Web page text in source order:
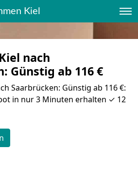
Kiel
nach
Günstig ab 116 €
Saarbrücken: Günstig ab 116 €:
in nur 3 Minuten erhalten ✓ 12